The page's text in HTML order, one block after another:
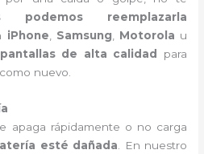
podemos reemplazarla
iPhone Samsung Motorola u
pantallas de alta calidad
para
nuevo.
apaga rápidamente o no carga
esté dañada . En nuestro